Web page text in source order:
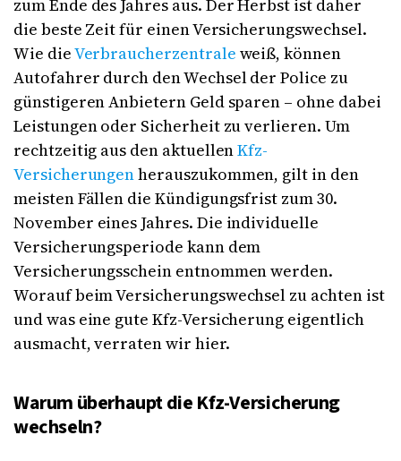
zum Ende des Jahres aus. Der Herbst ist daher
die beste Zeit für einen Versicherungswechsel.
Wie dieVerbraucherzentrale weiß, können
Autofahrer durch den Wechsel der Police zu
günstigeren Anbietern Geld sparen – ohne dabei
Leistungen oder Sicherheit zu verlieren. Um
rechtzeitig aus den aktuellenKfz-
Versicherungenherauszukommen, gilt in den
meisten Fällen die Kündigungsfrist zum 30.
November eines Jahres. Die individuelle
Versicherungsperiode kann dem
Versicherungsschein entnommen werden.
Worauf beim Versicherungswechsel zu achten ist
und was eine gute Kfz-Versicherung eigentlich
ausmacht, verraten wir hier.
Warum überhaupt die Kfz-Versicherung
wechseln?